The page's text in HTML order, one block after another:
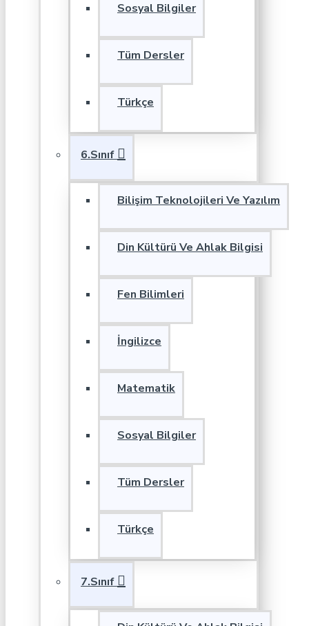
Sosyal Bilgiler
Tüm Dersler
Türkçe
6.Sınıf
Bilişim Teknolojileri Ve Yazılım
Din Kültürü Ve Ahlak Bilgisi
Fen Bilimleri
İngilizce
Matematik
Sosyal Bilgiler
Tüm Dersler
Türkçe
7.Sınıf